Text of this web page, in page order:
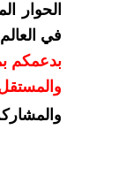
الحوار
في